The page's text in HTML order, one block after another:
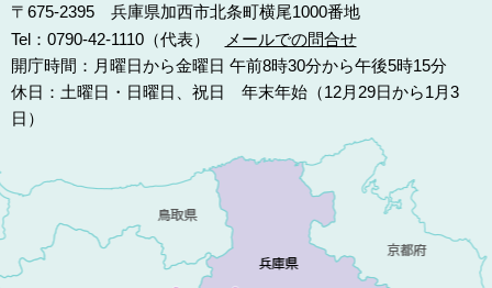
〒675-2395 兵庫県加西市北条町横尾1000番地
Tel：0790-42-1110（代表）
メールでの問合せ
開庁時間：月曜日から金曜日 午前8時30分から午後5時15分
休日：土曜日・日曜日、祝日 年末年始（12月29日から1月3
日）